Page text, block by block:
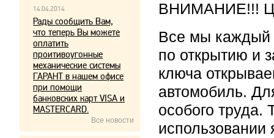
ВНИМАНИЕ!!!
Все мы каждый
по открытию и
ключа
автомобиль.
особого
использовании
14.04.2014
Рады сообщить Вам,
что теперь Вы можете
оплатить
проитивоугонные
механические системы
ГАРАНТ в нашем офисе
при помощи
банковских карт VISA и
MASTERCARD.
Все новости